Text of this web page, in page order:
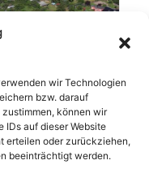
wir Technologien
bzw. darauf
können wir
IDs auf dieser Website
erteilen oder zurückziehen,
beeinträchtigt werden.